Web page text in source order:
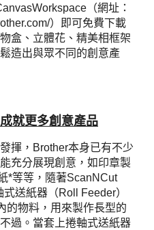
（網址：
）即可免費下載
盒、立體花、精美相框架
造出與眾不同的創意產
就更多創意產品
揮，Brother本身已有不少
充分展現創意，如印章製
*等等，隨著ScanNCut
送紙器（Roll Feeder）
的物料，用來製作長型的
過。當套上捲軸式送紙器